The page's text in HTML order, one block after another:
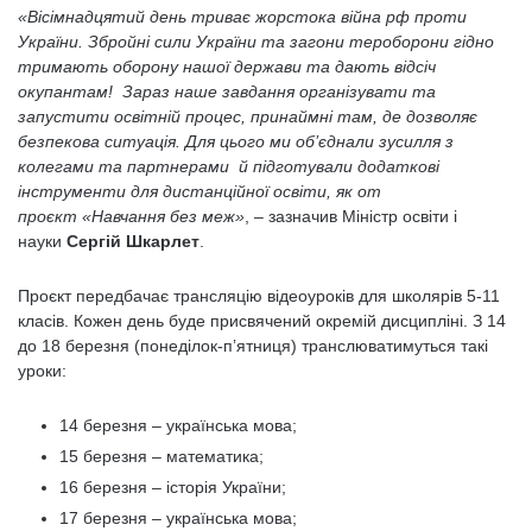
«Вісімнадцятий день триває жорстока війна рф проти
України. Збройні сили України та загони тероборони гідно
тримають оборону нашої держави та дають відсіч
окупантам! Зараз наше завдання організувати та
запустити освітній процес, принаймні там, де дозволяє
безпекова ситуація. Для цього ми об’єднали зусилля з
колегами та партнерами й підготували додаткові
інструменти для дистанційної освіти, як от
проєкт «Навчання без меж» , – зазначив Міністр освіти і
науки Сергій Шкарлет
Проєкт передбачає трансляцію відеоуроків для школярів 5-11
класів. Кожен день буде присвячений окремій дисципліні. З 14
до 18 березня (понеділок-пʼятниця) транслюватимуться такі
уроки:
14 березня – українська мова;
15 березня – математика;
16 березня – історія України;
17 березня – українська мова;